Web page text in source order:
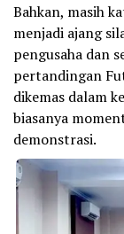
Bahkan, masih
menjadi ajang
pengusaha dan
pertandingan
dikemas dalam
biasanya
demonstrasi.